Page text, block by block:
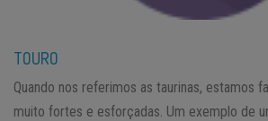
TOURO
Quando nos referimos as taurinas, estamos
muito fortes e esforçadas. Um exemplo de